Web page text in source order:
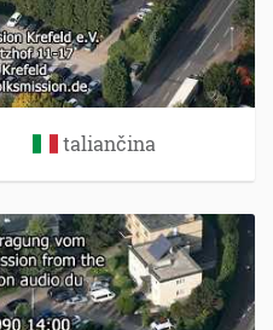
taliančina